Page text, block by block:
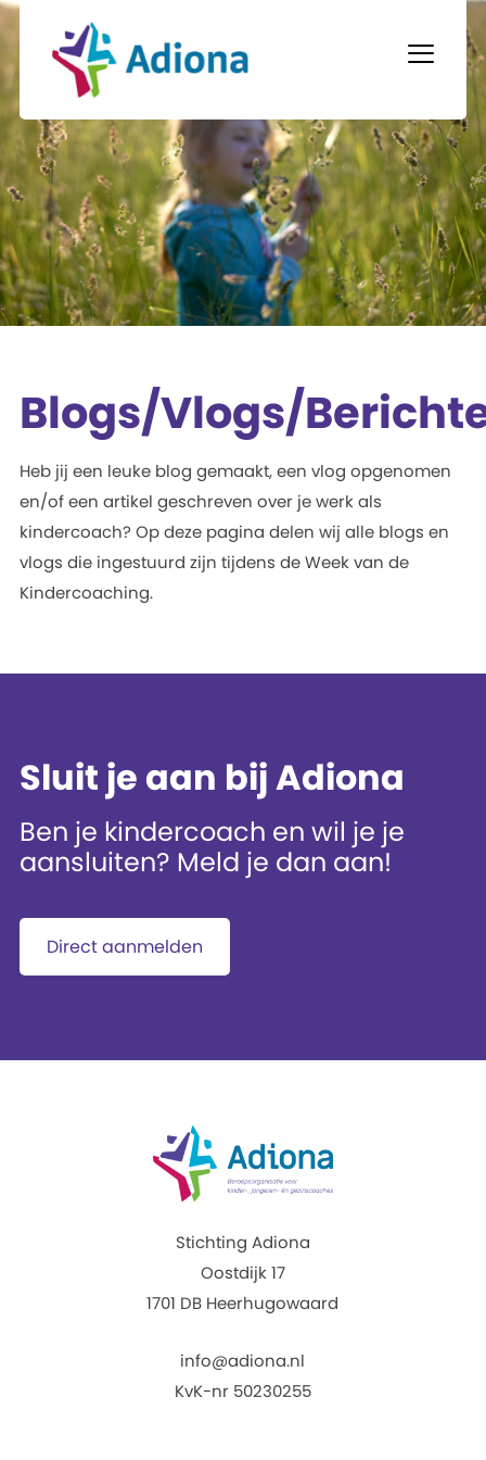
Blogs/Vlogs/
Heb jij een leuke blog gemaakt, een vlog opgenomen
en/of een artikel geschreven over je werk als
kindercoach? Op deze pagina delen wij alle blogs en
vlogs die ingestuurd zijn tijdens de Week van de
Kindercoaching.
Sluit je aan bij Adiona
Ben je kindercoach en wil je je
aansluiten? Meld je dan aan!
Direct aanmelden
Stichting Adiona
Oostdijk 17
1701 DB Heerhugowaard
info@adiona.nl
KvK-nr 50230255